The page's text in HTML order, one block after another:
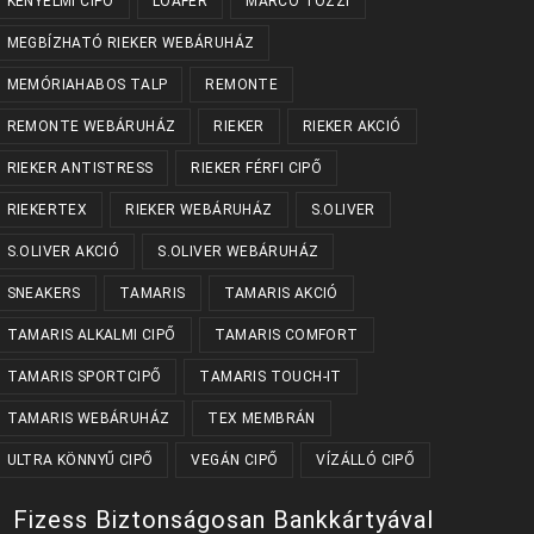
MEGBÍZHATÓ RIEKER WEBÁRUHÁZ
MEMÓRIAHABOS TALP REMONTE
REMONTE WEBÁRUHÁZ RIEKER RIEKER AKCIÓ
RIEKER ANTISTRESS RIEKER FÉRFI CIPŐ
RIEKERTEX RIEKER WEBÁRUHÁZ S.OLIVER
S.OLIVER AKCIÓ S.OLIVER WEBÁRUHÁZ
SNEAKERS TAMARIS TAMARIS AKCIÓ
TAMARIS ALKALMI CIPŐ TAMARIS COMFORT
TAMARIS SPORTCIPŐ TAMARIS TOUCH-IT
TAMARIS WEBÁRUHÁZ TEX MEMBRÁN
ULTRA KÖNNYŰ CIPŐ VEGÁN CIPŐ VÍZÁLLÓ CIPŐ
Fizess Biztonságosan Bankkártyával